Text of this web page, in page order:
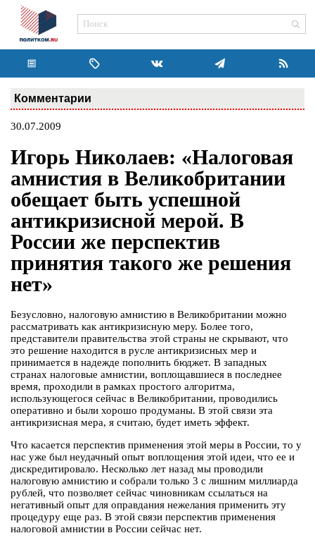
Комментарии
30.07.2009
Игорь Николаев: «Налоговая
амнистия в Великобритании
обещает быть успешной
антикризисной мерой. В
России же перспектив
принятия такого же решения
нет»
Безусловно, налоговую амнистию в Великобритании можно
рассматривать как антикризисную меру. Более того,
представители правительства этой страны не скрывают, что
это решение находится в русле антикризисных мер и
принимается в надежде пополнить бюджет. В западных
странах налоговые амнистии, воплощавшиеся в последнее
время, проходили в рамках простого алгоритма,
использующегося сейчас в Великобритании, проводились
оперативно и были хорошо продуманы. В этой связи эта
антикризисная мера, я считаю, будет иметь эффект.
Что касается перспектив применения этой меры в России, то у
нас уже был неудачный опыт воплощения этой идеи, что ее и
дискредитировало. Несколько лет назад мы проводили
налоговую амнистию и собрали только 3 с лишним миллиарда
рублей, что позволяет сейчас чиновникам ссылаться на
негативный опыт для оправдания нежелания применить эту
процедуру еще раз. В этой связи перспектив применения
налоговой амнистии в России сейчас нет.